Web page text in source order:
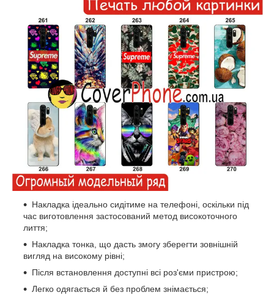
Накладка ідеально сидітиме на телефоні, оскільки під
час виготовлення застосований метод високоточного
лиття;
Накладка тонка, що дасть змогу зберегти зовнішній
вигляд на високому рівні;
Після встановлення доступні всі роз'єми пристрою;
Легко одягається й без проблем знімається;